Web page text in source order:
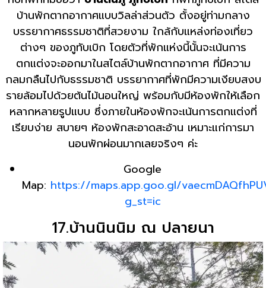
บ้านพักตากอากาศแบบวิลล่าส่วนตัว ตั้งอยู่ท่ามกลาง
บรรยากาศธรรมชาติที่สวยงาม ใกล้กับแหล่งท่องเที่ยว
ต่างๆ ของภูทับเบิก โดยตัวที่พักแห่งนี้นั้นจะเน้นการ
ตกแต่งจะออกมาในสไตล์บ้านพักตากอากาศ ที่มีความ
กลมกลืนไปกับธรรมชาติ บรรยากาศที่พักมีความเงียบสงบ
รายล้อมไปด้วยต้นไม้นอนใหญ่ พร้อมกับมีห้องพักให้เลือก
หลากหลายรูปแบบ ซึ่งภายในห้องพักจะเน้นการตกแต่งที่
เรียบง่าย สบายๆ ห้องพักสะอาดสะอ้าน เหมาะแก่การมา
นอนพักผ่อนมากเลยจริงๆ ค่ะ
Google
Map: https://maps.app.goo.gl/
g_st=ic
17.บ้านนินนิม ณ ปลายนา